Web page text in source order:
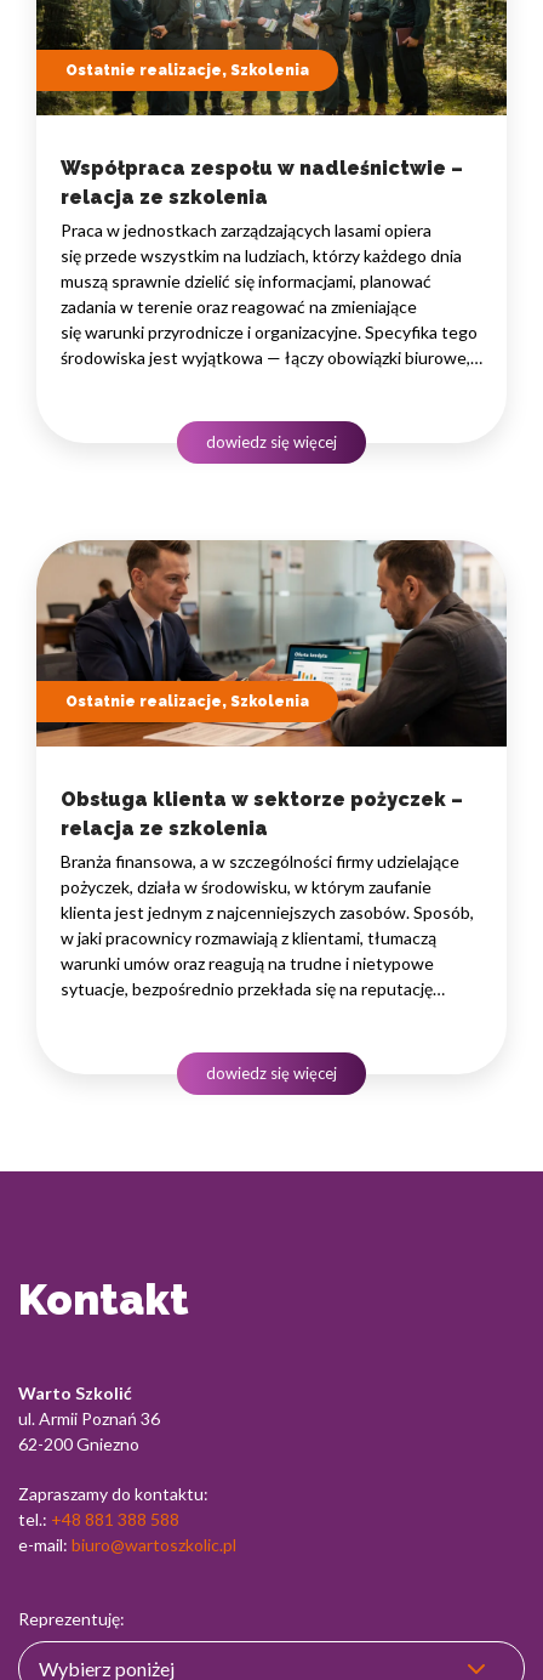
Ostatnie realizacje, Szkolenia
Współpraca zespołu w nadleśnictwie –
relacja ze szkolenia
Praca w jednostkach zarządzających lasami opiera
się przede wszystkim na ludziach, którzy każdego dnia
muszą sprawnie dzielić się informacjami, planować
zadania w terenie oraz reagować na zmieniające
się warunki przyrodnicze i organizacyjne. Specyfika tego
środowiska jest wyjątkowa — łączy obowiązki biurowe,
podejmowania decyzji. W takim środowisku
to nie pojedyncze kompetencje, lecz dobrze…
dowiedz się więcej
Ostatnie realizacje, Szkolenia
Obsługa klienta w sektorze pożyczek –
relacja ze szkolenia
Branża finansowa, a w szczególności firmy udzielające
pożyczek, działa w środowisku, w którym zaufanie
klienta jest jednym z najcenniejszych zasobów. Sposób,
w jaki pracownicy rozmawiają z klientami, tłumaczą
warunki umów oraz reagują na trudne i nietypowe
sytuacje, bezpośrednio przekłada się na reputację
produktowej, lecz także rozwiniętych kompetencji
komunikacyjnych, empatii…
dowiedz się więcej
Kontakt
Warto Szkolić
ul. Armii Poznań 36
62-200 Gniezno
Zapraszamy do kontaktu:
tel.: +48 881 388 588
e-mail: biuro@wartoszkolic.pl
Reprezentuję: